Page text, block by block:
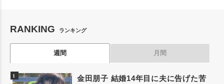
RANKING ランキング
週間 月間
金田朋子 結婚14年目に夫に告げた苦